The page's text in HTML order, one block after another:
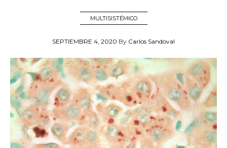
MULTISISTÉMICO
SEPTIEMBRE 4, 2020 By Carlos Sandoval